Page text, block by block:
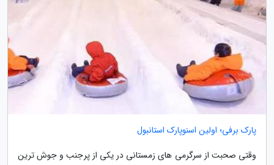
پارک برفی؛ اولین اسنوپارک استانبول
وقتی صحبت از سرگرمی های زمستانی در یکی از پرجنب و جوش ترین